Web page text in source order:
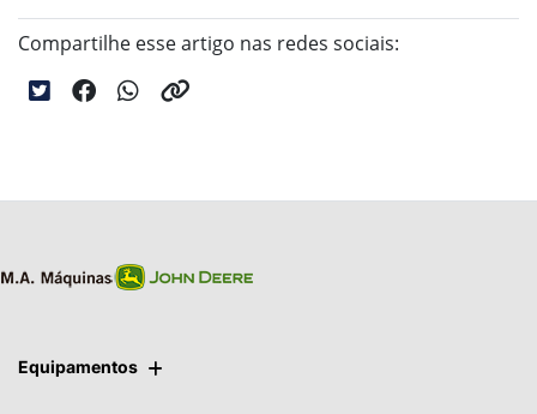
Compartilhe esse artigo nas redes sociais:
Equipamentos